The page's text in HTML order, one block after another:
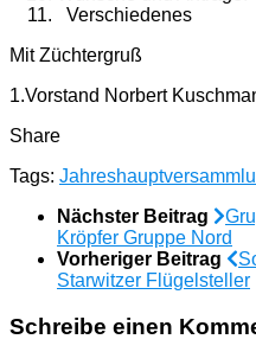
Verschiedenes
Mit Züchtergruß
1.Vorstand Norbert
Share
Tags:
Nächster Beitrag
Kröpfer Gruppe Nord
Vorheriger Beitrag
Starwitzer Flügelsteller
Schreibe einen